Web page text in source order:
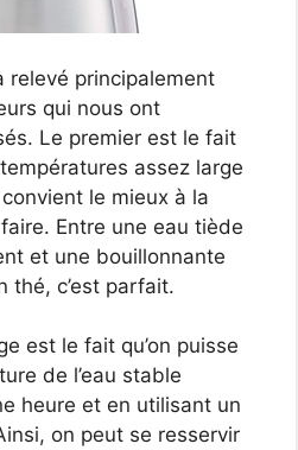
relevé principalement
qui nous ont
Le premier est le fait
assez large
le mieux à la
Entre une eau tiède
et une bouillonnante
thé, c’est parfait.
est le fait qu’on puisse
de l’eau stable
heure et en utilisant un
on peut se resservir